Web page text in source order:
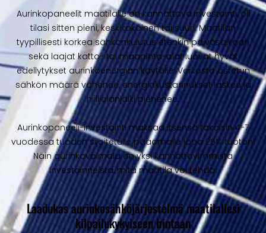
Aurinkopaneelit maatilalle on kannattava investointi, oli
tilasi sitten pieni, keskikokoinen tai suuri. Maatilan
tyypillisesti korkea sähkönkulutus etenkin päiväsaikaan
sekä laajat katto- tai maapinta-alat luovat hyvät
edellytykset aurinkoenergian käytölle. Verkosta ostetun
sähkön määrä vähenee, energiakustannukset laskee ja
hiilijalanjälki pienenee.
Aurinkopaneeli-investointi maksaa itsensä takaisin 4-7
vuodessa tuoden sijoitetulle pääomalle jopa 25% tuoton!
Näin aurinkovoimala on yksi kannattavimmista
investoinneista, mitä maatila voi tehdä.
Laadukas aurinkosähköjärjestelmä maatilallesi
kilpailukykyiseen hintaan